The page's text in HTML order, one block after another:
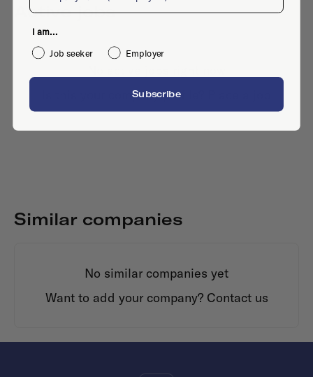
Active jobs
Is this your company profile?
Similar companies
No similar companies yet
Want to add your company? Contact us
I am...
Job seeker
Employer
Subscribe